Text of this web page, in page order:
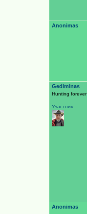
Anonimas
Gediminas
Hunting forever
Участник
Anonimas